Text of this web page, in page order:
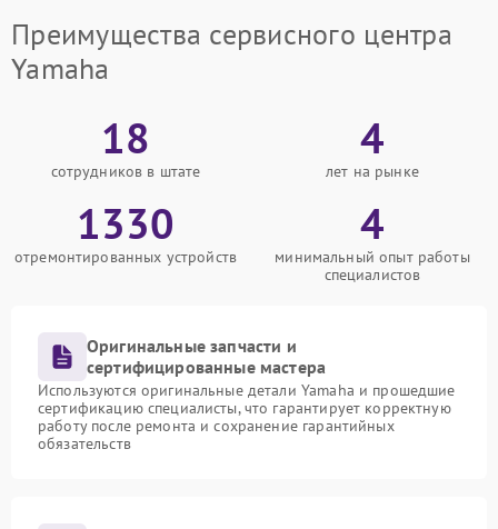
Преимущества сервисного центра
Yamaha
18
сотрудников в штате
4
лет на рынке
1330
отремонтированных устройств
4
минимальный опыт работы
специалистов
Оригинальные запчасти и
сертифицированные мастера
Используются оригинальные детали Yamaha и прошедшие
сертификацию специалисты, что гарантирует корректную
работу после ремонта и сохранение гарантийных
обязательств